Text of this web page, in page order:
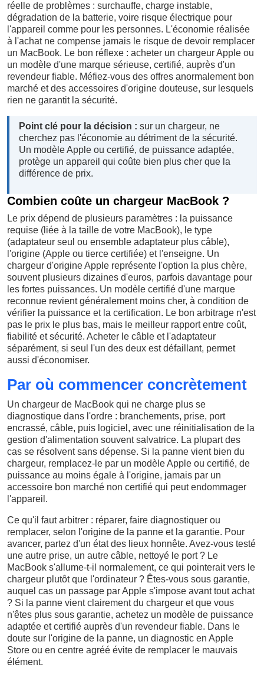
réelle de problèmes : surchauffe, charge instable,
dégradation de la batterie, voire risque électrique pour
l'appareil comme pour les personnes. L'économie réalisée
à l'achat ne compense jamais le risque de devoir remplacer
un MacBook. Le bon réflexe : acheter un chargeur Apple ou
un modèle d'une marque sérieuse, certifié, auprès d'un
revendeur fiable. Méfiez-vous des offres anormalement bon
marché et des accessoires d'origine douteuse, sur lesquels
rien ne garantit la sécurité.
Point clé pour la décision : sur un chargeur, ne
cherchez pas l'économie au détriment de la sécurité.
Un modèle Apple ou certifié, de puissance adaptée,
protège un appareil qui coûte bien plus cher que la
différence de prix.
Combien coûte un chargeur MacBook ?
Le prix dépend de plusieurs paramètres : la puissance
requise (liée à la taille de votre MacBook), le type
(adaptateur seul ou ensemble adaptateur plus câble),
l'origine (Apple ou tierce certifiée) et l'enseigne. Un
chargeur d'origine Apple représente l'option la plus chère,
souvent plusieurs dizaines d'euros, parfois davantage pour
les fortes puissances. Un modèle certifié d'une marque
reconnue revient généralement moins cher, à condition de
vérifier la puissance et la certification. Le bon arbitrage n'est
pas le prix le plus bas, mais le meilleur rapport entre coût,
fiabilité et sécurité. Acheter le câble et l'adaptateur
séparément, si seul l'un des deux est défaillant, permet
aussi d'économiser.
Par où commencer concrètement
Un chargeur de MacBook qui ne charge plus se
diagnostique dans l'ordre : branchements, prise, port
encrassé, câble, puis logiciel, avec une réinitialisation de la
gestion d'alimentation souvent salvatrice. La plupart des
cas se résolvent sans dépense. Si la panne vient bien du
chargeur, remplacez-le par un modèle Apple ou certifié, de
puissance au moins égale à l'origine, jamais par un
accessoire bon marché non certifié qui peut endommager
l'appareil.
Ce qu'il faut arbitrer : réparer, faire diagnostiquer ou
remplacer, selon l'origine de la panne et la garantie. Pour
avancer, partez d'un état des lieux honnête. Avez-vous testé
une autre prise, un autre câble, nettoyé le port ? Le
MacBook s'allume-t-il normalement, ce qui pointerait vers le
chargeur plutôt que l'ordinateur ? Êtes-vous sous garantie,
auquel cas un passage par Apple s'impose avant tout achat
? Si la panne vient clairement du chargeur et que vous
n'êtes plus sous garantie, achetez un modèle de puissance
adaptée et certifié auprès d'un revendeur fiable. Dans le
doute sur l'origine de la panne, un diagnostic en Apple
Store ou en centre agréé évite de remplacer le mauvais
élément.